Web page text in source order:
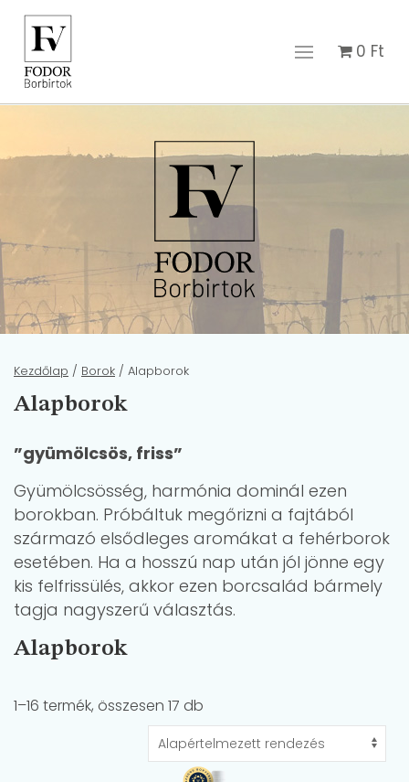
0 Ft
Kezdőlap / Borok / Alapborok
Alapborok
”gyümölcsös, friss”
Gyümölcsösség, harmónia dominál ezen
borokban. Próbáltuk megőrizni a fajtából
származó elsődleges aromákat a fehérborok
esetében. Ha a hosszú nap után jól jönne egy
kis felfrissülés, akkor ezen borcsalád bármely
tagja nagyszerű választás.
Alapborok
1–16 termék, összesen 17 db